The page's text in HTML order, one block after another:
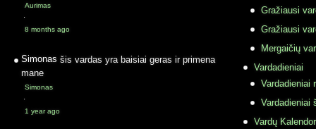
Aurimas
·
8 months ago
Simonas šis vardas yra baisiai geras ir primena
mane
Simonas
·
1 year ago
Gražiausi
Gražiausi
Mergaičių
Vardadieniai
Vardadieniai
Vardadieniai
Vardų